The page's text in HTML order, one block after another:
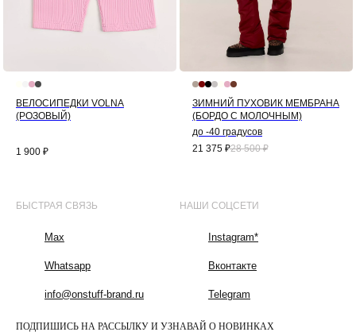
ВЕЛОСИПЕДКИ VOLNA
(РОЗОВЫЙ)
1 900 ₽
ЗИМНИЙ ПУХОВИК МЕМБРАНА
(БОРДО С МОЛОЧНЫМ)
до -40 градусов
21 375 ₽28 500 ₽
ПОДПИШИСЬ НА РАССЫЛКУ И УЗНАВАЙ О НОВИНКАХ
БЫСТРАЯ СВЯЗЬ
Max
Whatsapp
info@onstuff-brand.ru
НАШИ СОЦСЕТИ
Instagram*
Вконтакте
Telegram